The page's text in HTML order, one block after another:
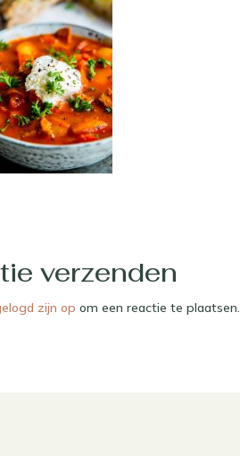
verzenden
zijn op om een reactie te plaatsen.